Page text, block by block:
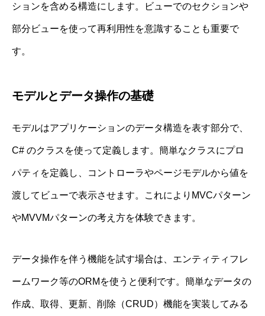
ションを含める構造にします。ビューでのセクションや
部分ビューを使って再利用性を意識することも重要で
す。
モデルとデータ操作の基礎
モデルはアプリケーションのデータ構造を表す部分で、
C# のクラスを使って定義します。簡単なクラスにプロ
パティを定義し、コントローラやページモデルから値を
渡してビューで表示させます。これによりMVCパターン
やMVVMパターンの考え方を体験できます。
データ操作を伴う機能を試す場合は、エンティティフレ
ームワーク等のORMを使うと便利です。簡単なデータの
作成、取得、更新、削除（CRUD）機能を実装してみる